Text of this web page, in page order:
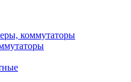
коммутаторы